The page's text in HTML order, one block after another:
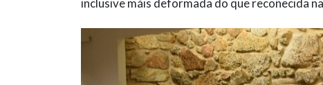
inclusive máis deformada do que recoñecida